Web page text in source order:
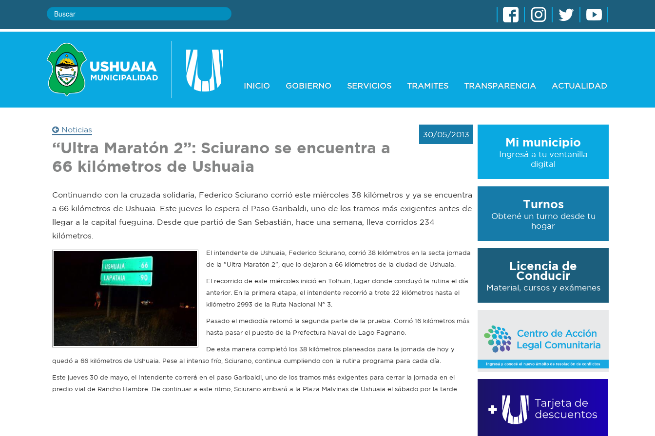
INICIO GOBIERNO SERVICIOS TRAMITES TRANSPARENCIA ACTUALIDAD
Noticias
30/05/2013
“Ultra Maratón 2”: Sciurano se encuentra a
66 kilómetros de Ushuaia
Continuando con la cruzada solidaria, Federico Sciurano corrió este miércoles 38 kilómetros y ya se encuentra
a 66 kilómetros de Ushuaia. Este jueves lo espera el Paso Garibaldi, uno de los tramos más exigentes antes de
llegar a la capital fueguina. Desde que partió de San Sebastián, hace una semana, lleva corridos 234
kilómetros.
El intendente de Ushuaia, Federico Sciurano, corrió 38 kilómetros en la secta jornada
de la "Ultra Maratón 2", que lo dejaron a 66 kilómetros de la ciudad de Ushuaia.
El recorrido de este miércoles inició en Tolhuin, lugar donde concluyó la rutina el día
anterior. En la primera etapa, el intendente recorrió a trote 22 kilómetros hasta el
kilómetro 2993 de la Ruta Nacional N° 3.
Pasado el mediodía retomó la segunda parte de la prueba. Corrió 16 kilómetros más
hasta pasar el puesto de la Prefectura Naval de Lago Fagnano.
De esta manera completó los 38 kilómetros planeados para la jornada de hoy y
quedó a 66 kilómetros de Ushuaia. Pese al intenso frío, Sciurano, continua cumpliendo con la rutina programa para cada día.
Este jueves 30 de mayo, el Intendente correrá en el paso Garibaldi, uno de los tramos más exigentes para cerrar la jornada en el
predio vial de Rancho Hambre. De continuar a este ritmo, Sciurano arribará a la Plaza Malvinas de Ushuaia el sábado por la tarde.
Mi municipio
Ingresá a tu ventanilla
digital
Turnos
Obtené un turno desde tu
hogar
Licencia de
Conducir
Material, cursos y exámenes